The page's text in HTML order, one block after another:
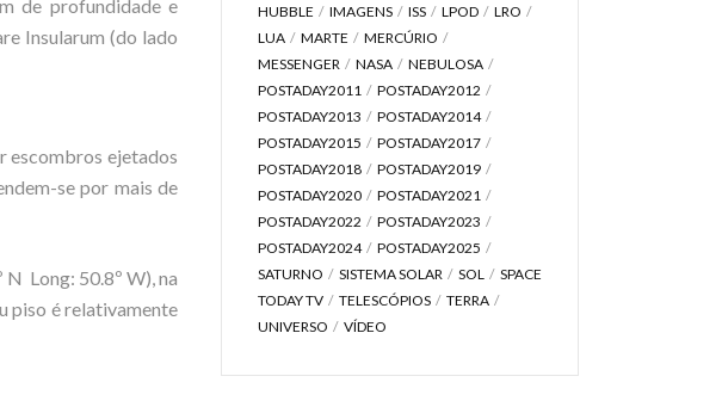
de profundidade e
Insularum (do lado
escombros ejetados
se por mais de
Long: 50.8º W), na
piso é relativamente
HUBBLE
IMAGENS ISS LPOD
LRO
LUA
MARTE
MERCÚRIO
MESSENGER
NASA
NEBULOSA
POSTADAY2011
POSTADAY2012
POSTADAY2013
POSTADAY2014
POSTADAY2015
POSTADAY2017
POSTADAY2018
POSTADAY2019
POSTADAY2020
POSTADAY2021
POSTADAY2022
POSTADAY2023
POSTADAY2024
POSTADAY2025
SATURNO
SISTEMA SOLAR SOL
SPACE
TODAY TV
TELESCÓPIOS
TERRA
UNIVERSO
VÍDEO